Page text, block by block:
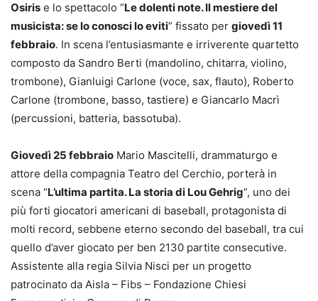
Osiris e lo spettacolo “Le dolenti note. Il mestiere del
musicista: se lo conosci lo eviti” fissato per giovedì 11
febbraio. In scena l’entusiasmante e irriverente quartetto
composto da Sandro Berti (mandolino, chitarra, violino,
trombone), Gianluigi Carlone (voce, sax, flauto), Roberto
Carlone (trombone, basso, tastiere) e Giancarlo Macrì
(percussioni, batteria, bassotuba).
Giovedì 25 febbraio Mario Mascitelli, drammaturgo e
attore della compagnia Teatro del Cerchio, porterà in
scena “L’ultima partita. La storia di Lou Gehrig”, uno dei
più forti giocatori americani di baseball, protagonista di
molti record, sebbene eterno secondo del baseball, tra cui
quello d’aver giocato per ben 2130 partite consecutive.
Assistente alla regia Silvia Nisci per un progetto
patrocinato da Aisla – Fibs – Fondazione Chiesi